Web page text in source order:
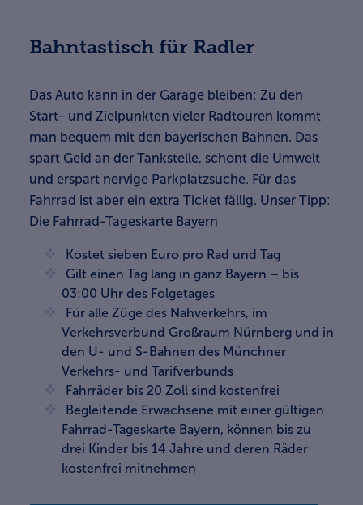
Bahntastisch für Radler
Das Auto kann in der Garage bleiben: Zu den
Start- und Zielpunkten vieler Radtouren kommt
man bequem mit den bayerischen Bahnen. Das
spart Geld an der Tankstelle, schont die Umwelt
und erspart nervige Parkplatzsuche. Für das
Fahrrad ist aber ein extra Ticket fällig. Unser Tipp:
Die Fahrrad-Tageskarte Bayern
Kostet sieben Euro pro Rad und Tag
Gilt einen Tag lang in ganz Bayern – bis
03:00 Uhr des Folgetages
Für alle Züge des Nahverkehrs, im
Verkehrsverbund Großraum Nürnberg und in
den U- und S-Bahnen des Münchner
Verkehrs- und Tarifverbunds
Fahrräder bis 20 Zoll sind kostenfrei
Begleitende Erwachsene mit einer gültigen
Fahrrad-Tageskarte Bayern, können bis zu
drei Kinder bis 14 Jahre und deren Räder
kostenfrei mitnehmen